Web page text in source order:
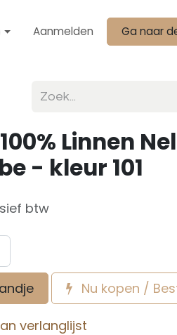
Aanmelden Ga naar
Linnen
- kleur 101
btw
Nu kopen /
verlanglijst